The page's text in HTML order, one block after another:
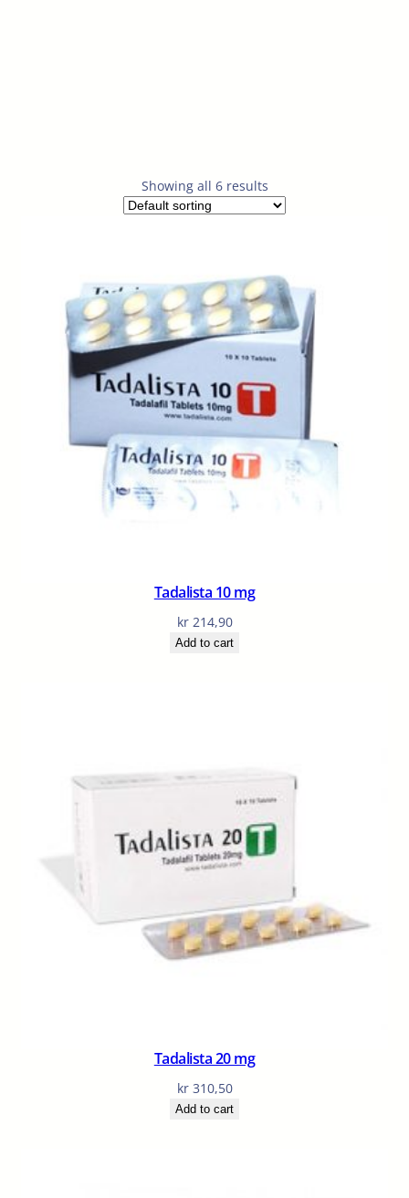
Showing all 6 results
Tadalista 10 mg
kr214,90
Add to cart
Tadalista 20 mg
kr310,50
Add to cart